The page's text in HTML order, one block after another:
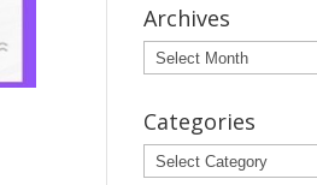
Archives
Archives
Categories
Categories